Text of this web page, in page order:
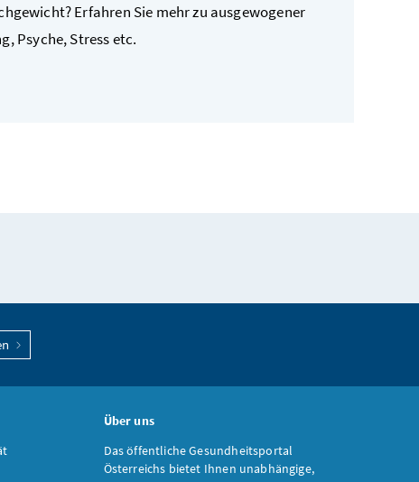
Erfahren Sie mehr zu ausgewogener
Psyche, Stress etc.
Über uns
Das öffentliche Gesundheitsportal
Österreichs bietet Ihnen unabhängige,